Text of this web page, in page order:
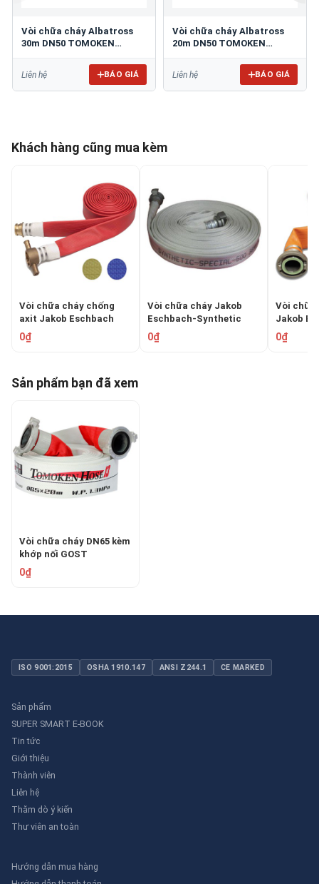
Vòi chữa cháy Albatross
30m DN50 TOMOKEN
Liên hệ BÁO GIÁ
Vòi chữa cháy Albatross
20m DN50 TOMOKEN
Liên hệ BÁO GIÁ
Khách hàng cũng mua kèm
Vòi chữa cháy chống
axit Jakob Eschbach​​​​​​​
POLYDUR RHINO
0₫
Vòi chữa cháy Jakob
Eschbach-Synthetic
Special 500
0₫
Vòi chữa
Jakob
DRAGON
0₫
Sản phẩm bạn đã xem
Vòi chữa cháy DN65 kèm
khớp nối GOST
TOMOKEN 03-TMKH-
206513
0₫
ISO 9001:2015 OSHA 1910.147 ANSI Z244.1 CE MARKED
Sản phẩm
SUPER SMART E-BOOK
Tin tức
Giới thiệu
Thành viên
Liên hệ
Thăm dò ý kiến
Thư viên an toàn
Hướng dẫn mua hàng